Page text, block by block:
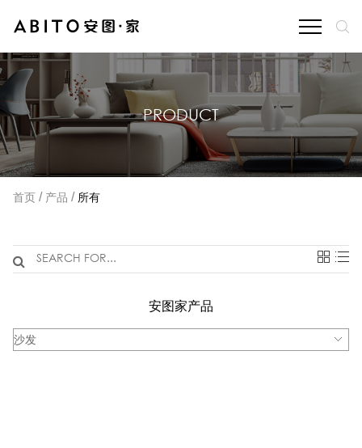
PRODUCT
首页 / 产品 / 所有
安图家产品